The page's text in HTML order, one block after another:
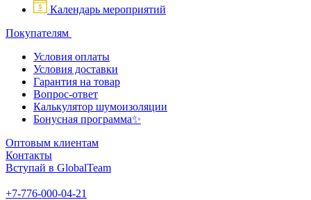
Календарь мероприятий
Покупателям
Условия оплаты
Условия доставки
Гарантия на товар
Вопрос-ответ
Калькулятор шумоизоляции
Бонусная программа✨
Оптовым клиентам
Контакты
Вступай в GlobalTeam
+7-776-000-04-21